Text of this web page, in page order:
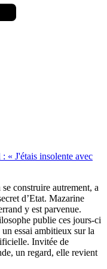
« J'étais insolente avec
construire autrement, a
d’Etat. Mazarine
y est parvenue.
publie ces jours-ci
essai ambitieux sur la
Invitée de
un regard, elle revient